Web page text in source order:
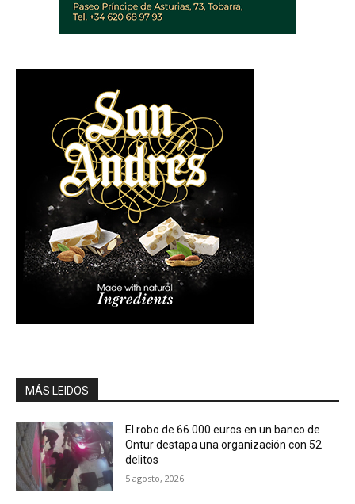
MÁS LEIDOS
El robo de 66.000 euros en un banco de
Ontur destapa una organización con 52
delitos
5 agosto, 2026